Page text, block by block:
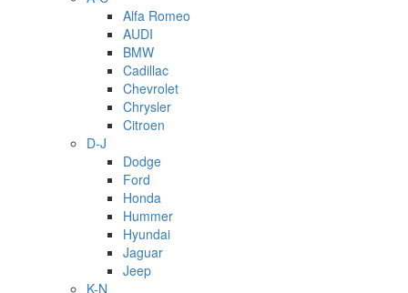
Alfa Romeo
AUDI
BMW
Cadillac
Chevrolet
Chrysler
Citroen
D-J
Dodge
Ford
Honda
Hummer
Hyundai
Jaguar
Jeep
K-N